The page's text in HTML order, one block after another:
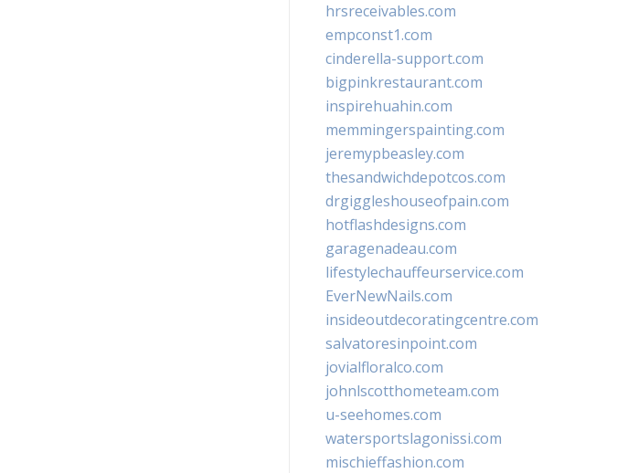
hrsreceivables.com
empconst1.com
cinderella-support.com
bigpinkrestaurant.com
inspirehuahin.com
memmingerspainting.com
jeremypbeasley.com
thesandwichdepotcos.com
drgiggleshouseofpain.com
hotflashdesigns.com
garagenadeau.com
lifestylechauffeurservice.com
EverNewNails.com
insideoutdecoratingcentre.com
salvatoresinpoint.com
jovialfloralco.com
johnlscotthometeam.com
u-seehomes.com
watersportslagonissi.com
mischieffashion.com